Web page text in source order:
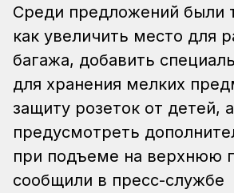
Среди предложений были
как увеличить место для
багажа, добавить
для хранения мелких
защиту розеток от детей,
предусмотреть
при подъеме на верхнюю
сообщили в пресс-службе